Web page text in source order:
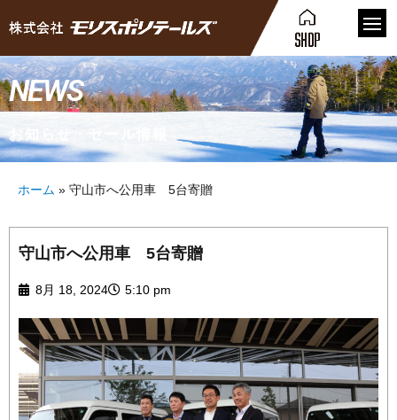
NEWS
お知らせ・セール情報
ホーム » 守山市へ公用車 5台寄贈
守山市へ公用車 5台寄贈
8月 18, 2024 5:10 pm